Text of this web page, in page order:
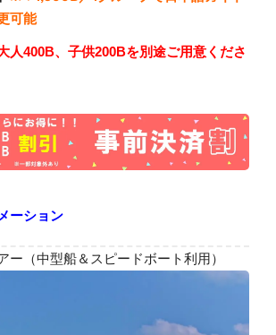
可能
人400B、子供200Bを別途ご用意くださ
ーション
ー（中型船＆スピードボート利用）